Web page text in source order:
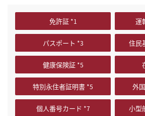
免許証 運
パスポート 住民
健康保険証
特別永住者証明書 外
個人番号カード 小型